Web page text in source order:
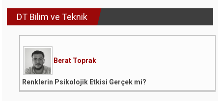
DT Bilim ve Teknik
Berat Toprak
Renklerin Psikolojik Etkisi Gerçek mi?